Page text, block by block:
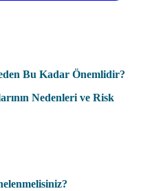
Bu Kadar Önemlidir?
Nedenleri ve Risk